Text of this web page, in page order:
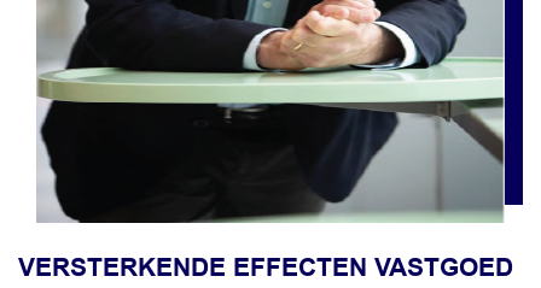
VERSTERKENDE EFFECTEN VASTGOED